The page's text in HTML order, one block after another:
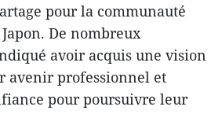
pour la communauté
De nombreux
avoir acquis une vision
avenir professionnel et
pour poursuivre leur